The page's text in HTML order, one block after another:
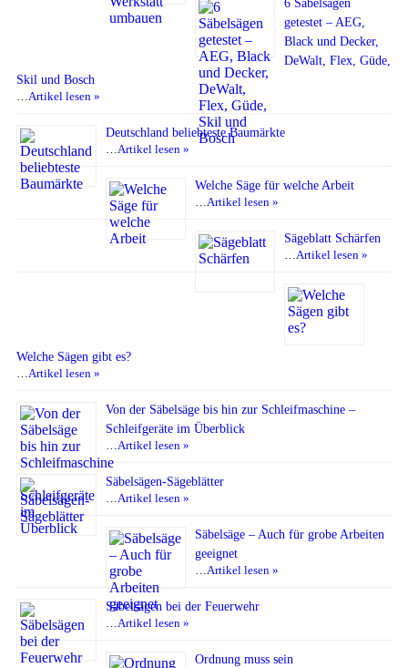
6 Säbelsägen
getestet – AEG,
Black und Decker,
DeWalt, Flex, Güde,
Skil und Bosch
…Artikel lesen »
Deutschland beliebteste Baumärkte
…Artikel lesen »
Welche Säge für welche Arbeit
…Artikel lesen »
Sägeblatt Schärfen
…Artikel lesen »
Welche Sägen gibt es?
…Artikel lesen »
Von der Säbelsäge bis hin zur Schleifmaschine –
Schleifgeräte im Überblick
…Artikel lesen »
Säbelsägen-Sägeblätter
…Artikel lesen »
Säbelsäge – Auch für grobe Arbeiten
geeignet
…Artikel lesen »
Säbelsägen bei der Feuerwehr
…Artikel lesen »
Ordnung muss sein